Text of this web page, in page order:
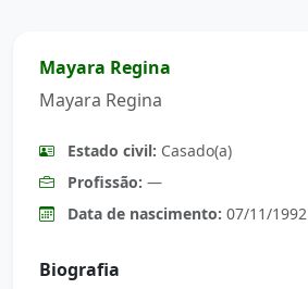
Mayara Regina
Mayara Regina
Estado civil: Casado(a)
Profissão: —
Data de nascimento: 07/11/1992
Biografia